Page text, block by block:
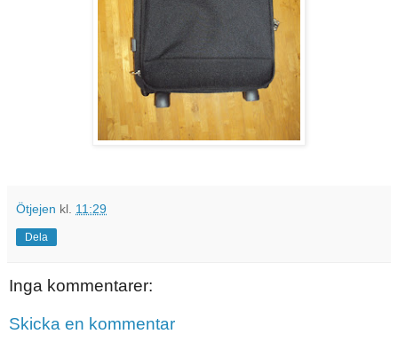
Ötjejen kl. 11:29
Dela
Inga kommentarer:
Skicka en kommentar